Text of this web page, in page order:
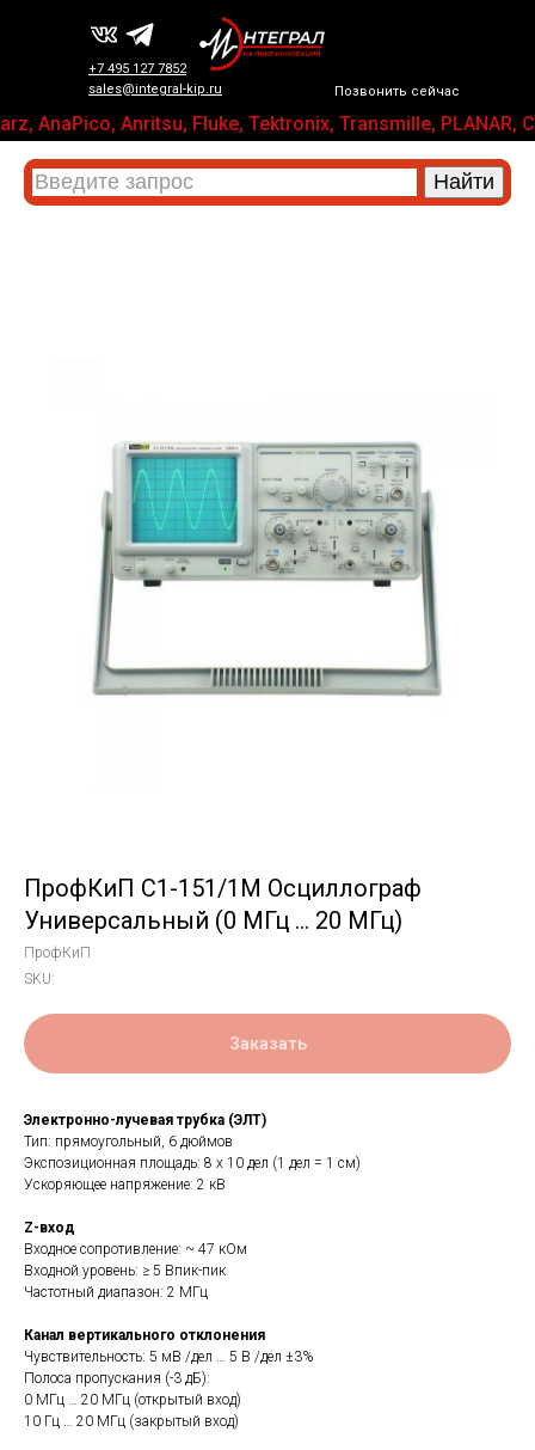
Позвонить сейчас
+7 495 127 7852
sales@integral-kip.ru
Anritsu, Fluke, Tektronix, Transmille, PLANAR,
ПрофКиП С1-151/1М Осциллограф
Универсальный (0 МГц … 20 МГц)
ПрофКиП
SKU:
Заказать
Электронно-лучевая трубка (ЭЛТ)
Тип: прямоугольный, 6 дюймов
Экспозиционная площадь: 8 х 10 дел (1 дел = 1 см)
Ускоряющее напряжение: 2 кВ
Z-вход
Входное сопротивление: ~ 47 кОм
Входной уровень: ≥ 5 Впик-пик
Частотный диапазон: 2 МГц
Канал вертикального отклонения
Чувствительность: 5 мВ /дел … 5 В /дел ±3%
Полоса пропускания (-3 дБ):
0 МГц … 20 МГц (открытый вход)
10 Гц … 20 МГц (закрытый вход)